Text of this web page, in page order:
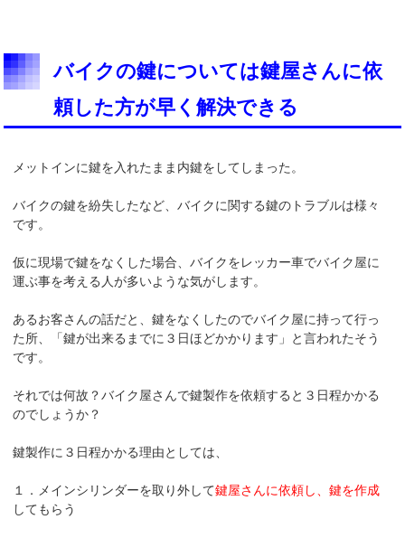
バイクの鍵については鍵屋さんに依
頼した方が早く解決できる
メットインに鍵を入れたまま内鍵をしてしまった。
バイクの鍵を紛失したなど、バイクに関する鍵のトラブルは様々
です。
仮に現場で鍵をなくした場合、バイクをレッカー車でバイク屋に
運ぶ事を考える人が多いような気がします。
あるお客さんの話だと、鍵をなくしたのでバイク屋に持って行っ
た所、「鍵が出来るまでに３日ほどかかります」と言われたそう
です。
それでは何故？バイク屋さんで鍵製作を依頼すると３日程かかる
のでしょうか？
鍵製作に３日程かかる理由としては、
１．メインシリンダーを取り外して鍵屋さんに依頼し、鍵を作成
してもらう